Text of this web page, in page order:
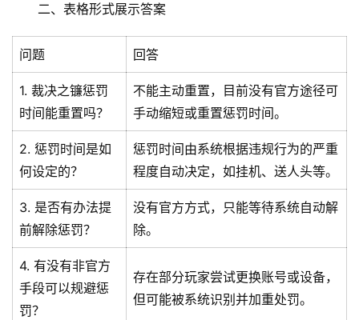
二、表格形式展示答案
问题 回答
1. 裁决之镰惩罚
时间能重置吗？
不能主动重置，目前没有官方途径可
手动缩短或重置惩罚时间。
2. 惩罚时间是如
何设定的？
惩罚时间由系统根据违规行为的严重
程度自动决定，如挂机、送人头等。
3. 是否有办法提
前解除惩罚？
没有官方方式，只能等待系统自动解
除。
4. 有没有非官方
手段可以规避惩
罚？
存在部分玩家尝试更换账号或设备，
但可能被系统识别并加重处罚。